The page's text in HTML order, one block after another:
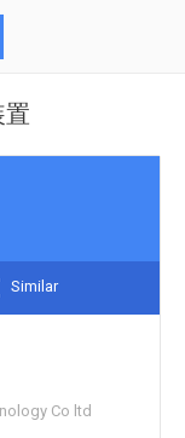
Similar
Co ltd